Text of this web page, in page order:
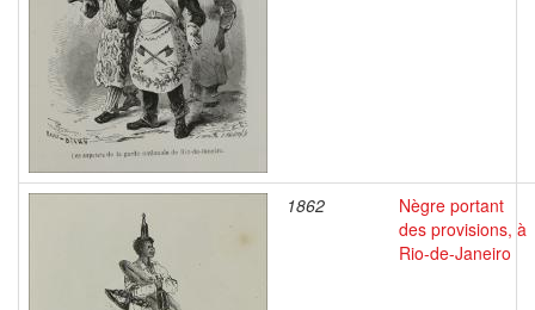
1862
Nègre portant
des provisions, à
Rio-de-Janeiro